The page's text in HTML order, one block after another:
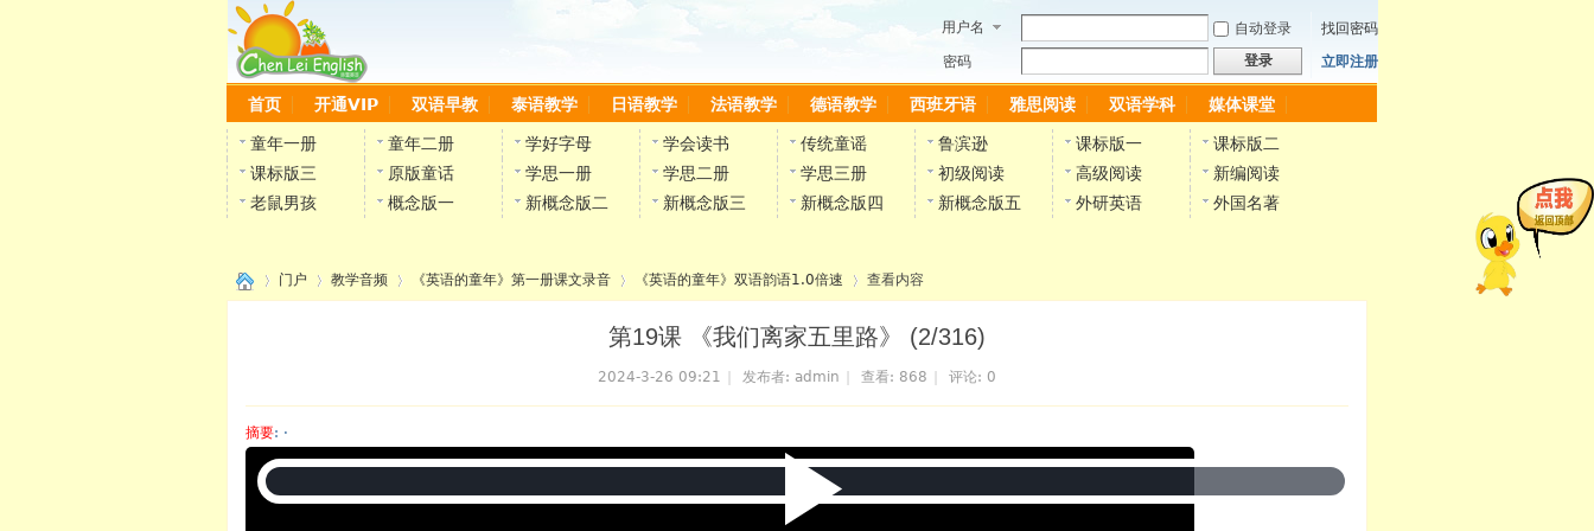
用户名 自动登录
找回密码
密码
登录 立即注册
首页 开通VIP 双语早教 泰语教学 日语教学 法语教学 德语教学 西班牙语 雅思阅读 双语学科 媒体课堂
童年一册 童年二册 学好字母 学会读书 传统童谣 鲁滨逊 课标版一
课标版二
课标版三
原版童话 学思一册 学思二册 学思三册 初级阅读 高级阅读
新编阅读
老鼠男孩
概念版一 新概念版二 新概念版三 新概念版四 新概念版五 外研英语 外国名著
陈雷
门户 教学音频 《英语的童年》第一册课文录音
›
《英语的童年》双语韵语1.0倍速
›
查看内容
第19课 《我们离家五里路》 (2/316)
2024-3-26 09:21 发布者: admin 查看: 868 评论: 0
摘要: ·